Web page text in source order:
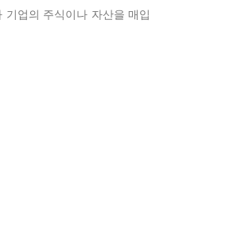
업의 주식이나 자산을 매입